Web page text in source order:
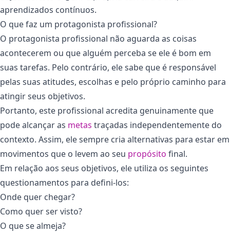
aprendizados contínuos.
O que faz um protagonista profissional?
O protagonista profissional não aguarda as coisas
acontecerem ou que alguém perceba se ele é bom em
suas tarefas. Pelo contrário, ele sabe que é responsável
pelas suas atitudes, escolhas e pelo próprio caminho para
atingir seus objetivos.
Portanto, este profissional acredita genuinamente que
pode alcançar as metas traçadas independentemente do
contexto. Assim, ele sempre cria alternativas para estar em
movimentos que o levem ao seu propósito final.
Em relação aos seus objetivos, ele utiliza os seguintes
questionamentos para defini-los:
Onde quer chegar?
Como quer ser visto?
O que se almeja?